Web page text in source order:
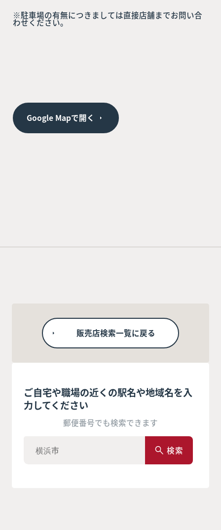
※駐車場の有無につきましては直接店舗までお問い合
わせください。
Google Mapで開く
販売店検索一覧に戻る
ご自宅や職場の近くの駅名や地域名を入
力してください
郵便番号でも検索できます
検索